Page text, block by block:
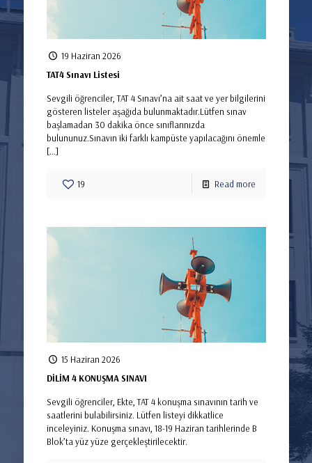
19 Haziran 2026
TAT4 Sınavı Listesi
Sevgili öğrenciler, TAT 4 Sınavı’na ait saat ve yer bilgilerini
gösteren listeler aşağıda bulunmaktadır.Lütfen sınav
başlamadan 30 dakika önce sınıflarınızda
bulununuz.Sınavın iki farklı kampüste yapılacağını önemle
[…]
19 Read more
15 Haziran 2026
DİLİM 4 KONUŞMA SINAVI
Sevgili öğrenciler, Ekte, TAT 4 konuşma sınavının tarih ve
saatlerini bulabilirsiniz. Lütfen listeyi dikkatlice
inceleyiniz. Konuşma sınavı, 18-19 Haziran tarihlerinde B
Blok’ta yüz yüze gerçekleştirilecektir.